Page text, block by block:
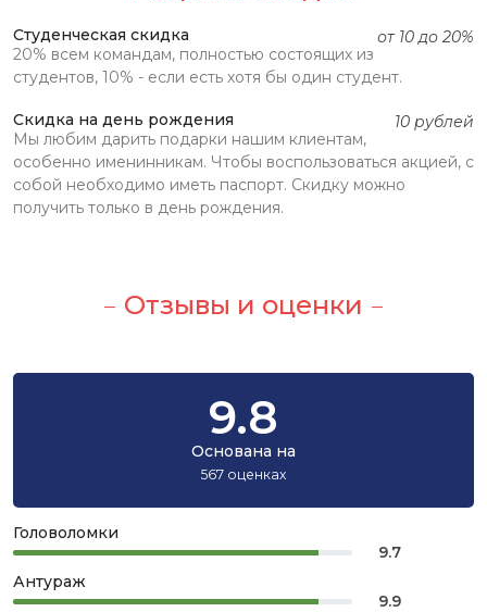
от 10 до 20%
Студенческая скидка
20% всем командам, полностью состоящих из
студентов, 10% - если есть хотя бы один студент.
10 рублей
Скидка на день рождения
Мы любим дарить подарки нашим клиентам,
особенно именинникам. Чтобы воспользоваться акцией, с
собой необходимо иметь паспорт. Скидку можно
получить только в день рождения.
Отзывы и оценки
9.8
Основана на
567 оценках
Головоломки
9.7
Антураж
9.9